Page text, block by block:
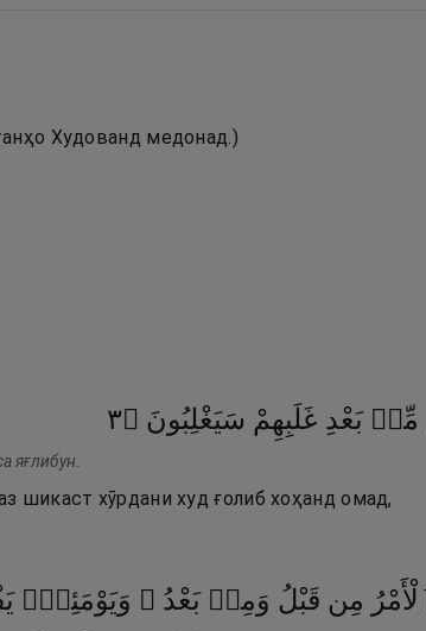
Худованд медонад.)
مِّنۢ بَعْدِ غَلَبِهِمْ سَيَغْلِبُونَ ۝٣
яғлибун.
шикаст хӯрдани худ ғолиб хоҳанд омад,
مِن قَبْلُ وَمِنۢ بَعْدُ ۚ وَيَوْمَئِذٍۢ